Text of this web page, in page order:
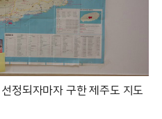
정되자마자 구한 제주도 지도